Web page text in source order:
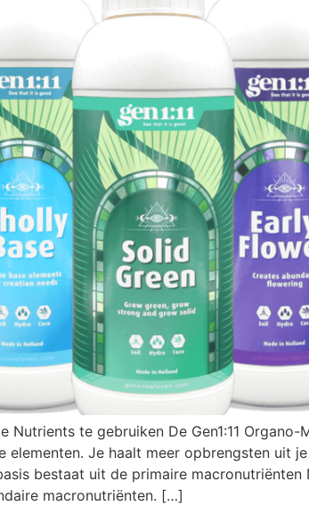
Nutrients te gebruiken De Gen1:11
elementen. Je haalt meer opbrengsten uit
bestaat uit de primaire
macronutriënten. […]